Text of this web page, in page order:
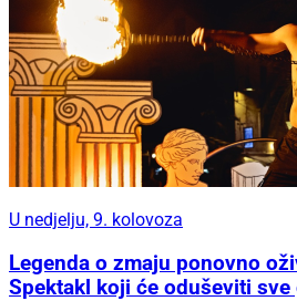
U nedjelju, 9. kolovoza
Legenda o zmaju ponovno
Spektakl koji će oduševiti sve